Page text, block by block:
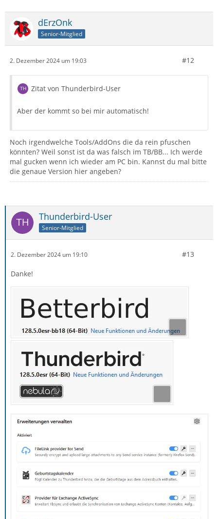
dErzOnk
Senior-Mitglied
2. Dezember 2024 um 19:03 #12
Zitat von Thunderbird-User
Aber der kommt so bei mir automatisch!
Noch irgendwelche Tools/AddOns die da rein pfuschen
könnten? Weil sonst ist da was falsch im TB/BB... Ich werde
mal gucken wenn ich wieder am PC bin. Kannst du mal bitte
die genaue Version hier angeben?
Thunderbird-User
Senior-Mitglied
2. Dezember 2024 um 19:10 #13
Danke!